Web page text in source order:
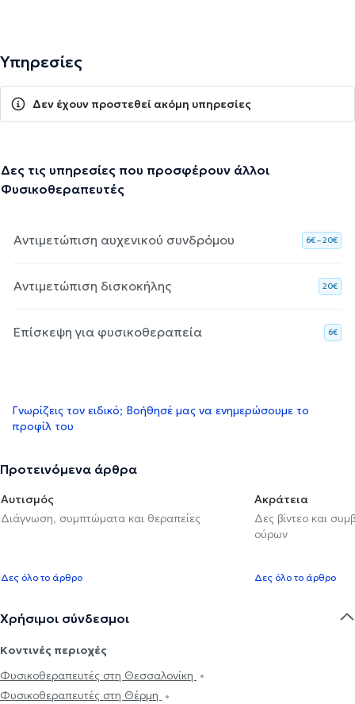
Υπηρεσίες
Δεν έχουν προστεθεί ακόμη υπηρεσίες
Δες τις υπηρεσίες που προσφέρουν άλλοι
Φυσικοθεραπευτές
Αντιμετώπιση αυχενικού συνδρόμου 6€ – 20€
Αντιμετώπιση δισκοκήλης 20€
Επίσκεψη για φυσικοθεραπεία 6€
Γνωρίζεις τον ειδικό; Βοήθησέ μας να ενημερώσουμε το
προφίλ του
Προτεινόμενα άρθρα
Αυτισμός
Διάγνωση, συμπτώματα και θεραπείες
Δες όλο το άρθρο
Ακράτεια
Δες βίντεο και
ούρων
Δες όλο το άρθρο
Χρήσιμοι σύνδεσμοι
Κοντινές περιοχές
Φυσικοθεραπευτές στη Θεσσαλονίκη
Φυσικοθεραπευτές στη Θέρμη